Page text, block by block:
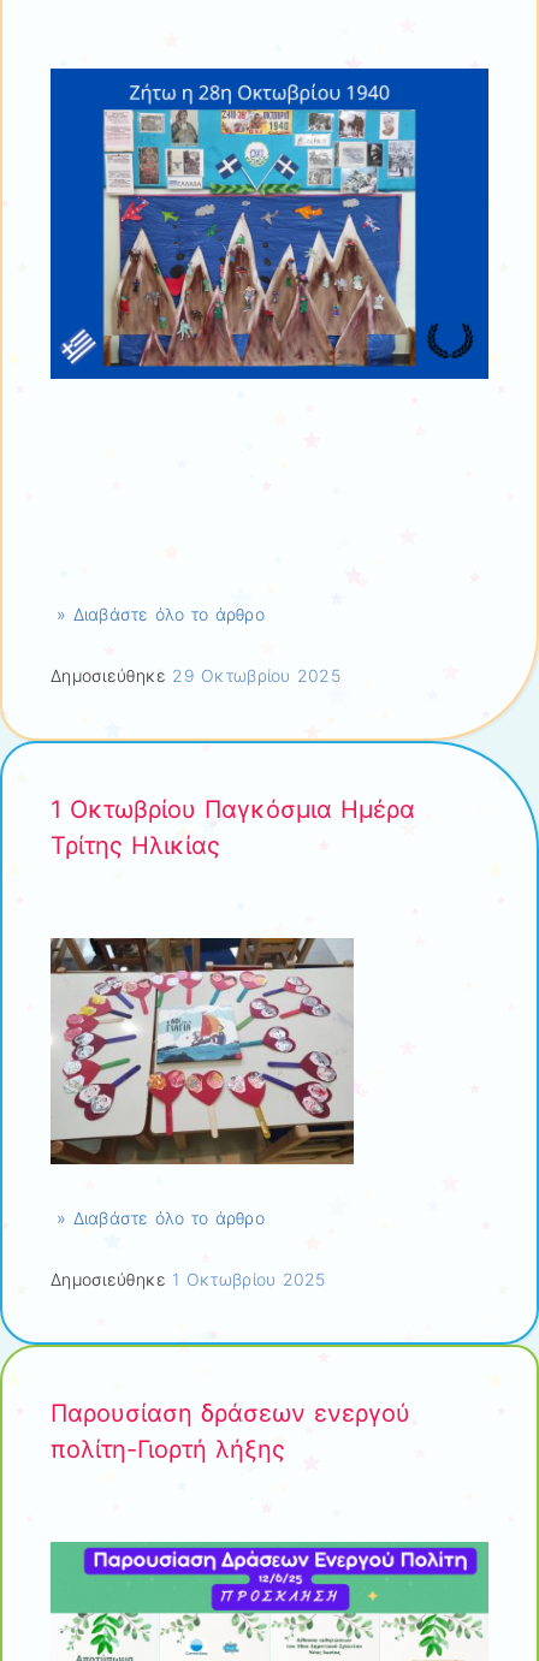
» Διαβάστε όλο το άρθρο
Δημοσιεύθηκε 29 Οκτωβρίου 2025
1 Οκτωβρίου Παγκόσμια Ημέρα
Τρίτης Ηλικίας
» Διαβάστε όλο το άρθρο
Δημοσιεύθηκε 1 Οκτωβρίου 2025
Παρουσίαση δράσεων ενεργού
πολίτη-Γιορτή λήξης